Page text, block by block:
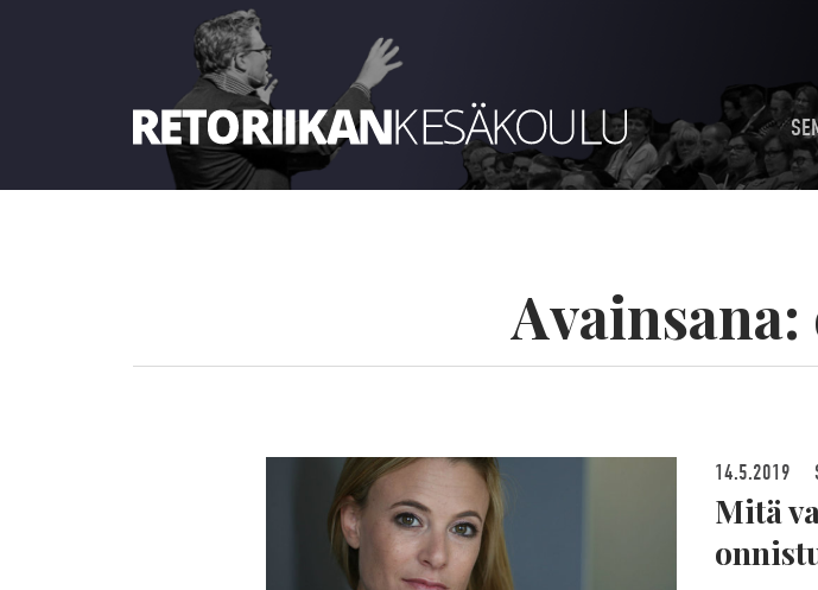
Avainsana:
14.5.2019
Mitä